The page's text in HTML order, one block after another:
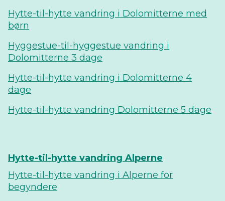
Hytte-til-hytte vandring i Dolomitterne med
børn
Hyggestue-til-hyggestue vandring i
Dolomitterne 3 dage
Hytte-til-hytte vandring i Dolomitterne 4
dage
Hytte-til-hytte vandring Dolomitterne 5 dage
Hytte-til-hytte vandring Alperne
Hytte-til-hytte vandring i Alperne for
begyndere